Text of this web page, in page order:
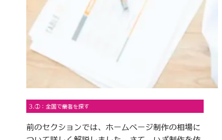
3.①：全国で業者を探す
前のセクションでは、ホームページ制作の相場に